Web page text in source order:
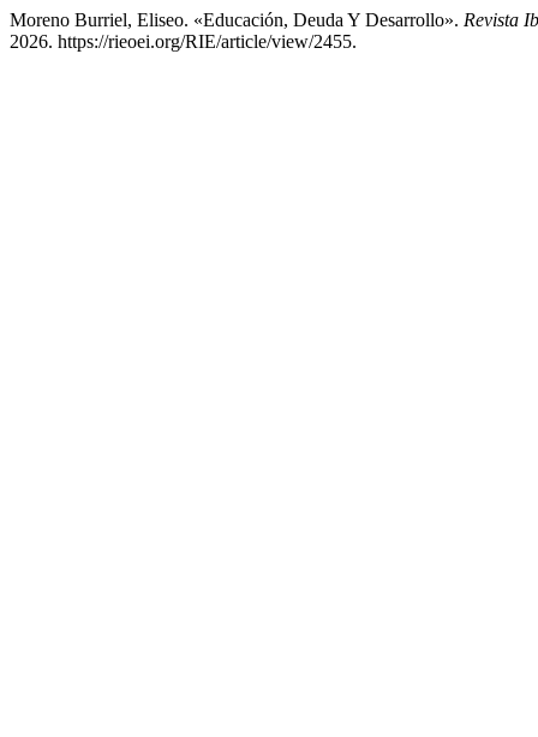
Moreno Burriel, Eliseo. «Educación, Deuda Y Desarrollo». Revista
2026. https://rieoei.org/RIE/article/view/2455.